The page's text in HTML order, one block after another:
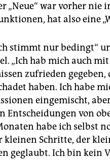
„Neue“ war vorher nie
hat also eine
stimmt nur bedingt“
„Ich hab mich auch mit
zufrieden gegeben,
haben. Ich habe
eingemischt,
Entscheidungen von
habe ich selbst
kleinen Schritte, der
geglaubt. Ich bin kein